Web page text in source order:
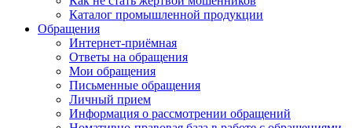
Каталог промышленной продукции
Обращения
Интернет-приёмная
Ответы на обращения
Мои обращения
Письменные обращения
Личный прием
Информация о рассмотрении обращений